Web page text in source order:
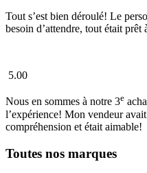
Tout s’est bien déroulé! Le
besoin d’attendre, tout était prêt
5.00
Nous en sommes à notre 3e
l’expérience! Mon vendeur
compréhension et était aimable!
Toutes nos marques